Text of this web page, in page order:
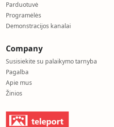
Parduotuvė
Programėlės
Demonstracijos kanalai
Company
Susisiekite su palaikymo tarnyba
Pagalba
Apie mus
Žinios